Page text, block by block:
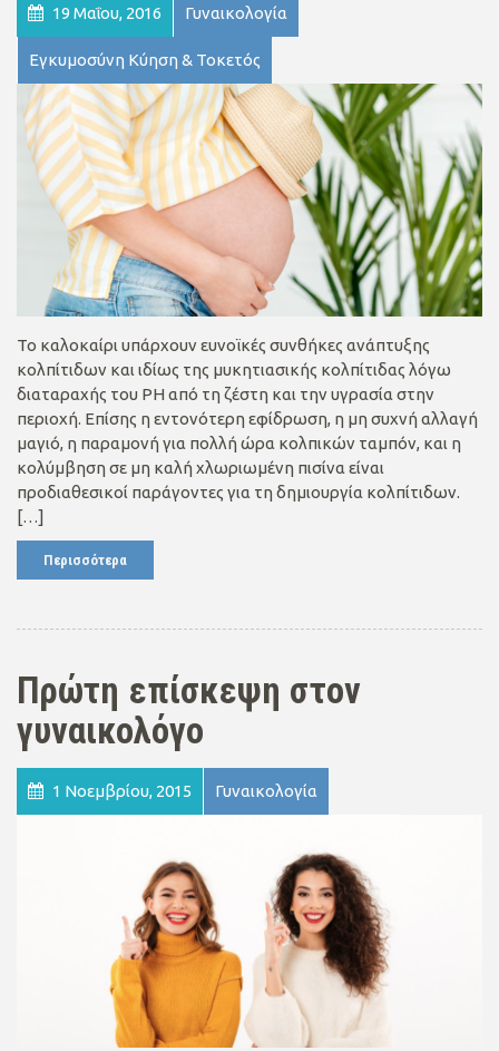
19 Μαΐου, 2016 Γυναικολογία
Εγκυμοσύνη Κύηση & Τοκετός
Το καλοκαίρι υπάρχουν ευνοϊκές συνθήκες ανάπτυξης
κολπίτιδων και ιδίως της μυκητιασικής κολπίτιδας λόγω
διαταραχής του PH από τη ζέστη και την υγρασία στην
περιοχή. Επίσης η εντονότερη εφίδρωση, η μη συχνή αλλαγή
μαγιό, η παραμονή για πολλή ώρα κολπικών ταμπόν, και η
κολύμβηση σε μη καλή χλωριωμένη πισίνα είναι
προδιαθεσικοί παράγοντες για τη δημιουργία κολπίτιδων.
[…]
Περισσότερα
Πρώτη επίσκεψη στον
γυναικολόγο
1 Νοεμβρίου, 2015 Γυναικολογία